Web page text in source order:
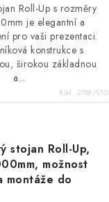
Roll-Up s rozměry
je elegantní a
pro vaši prezentaci.
konstrukce s
širokou základnou
a...
Kód: 2788/STO
stojan Roll-Up,
možnost
montáže do